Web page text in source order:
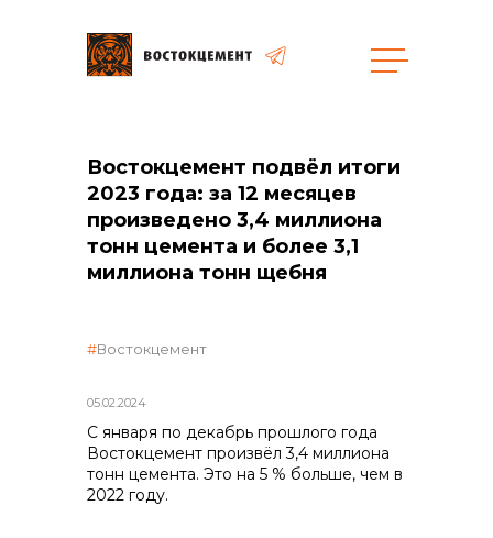
Объекты
Закупки
общая информация
реализация неликвидов
контакты отдела закупок
Востокцемент подвёл итоги
2023 года: за 12 месяцев
произведено 3,4 миллиона
тонн цемента и более 3,1
миллиона тонн щебня
05.02.2024
Востокцемент
С января по декабрь прошлого года
Востокцемент произвёл 3,4 миллиона
тонн цемента. Это на 5 % больше, чем в
2022 году.